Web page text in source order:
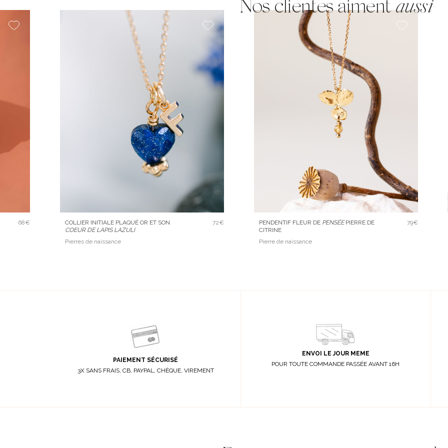
Nos clientes aimentaussi
68€
COLLIER INITIALE PLAQUÉ OR ET SON
COEUR DE LAPIS LAZULI
Pierres de naissance
72€ PENDENTIF FLEUR DE PENSÉEPIERRE DE
CITRINE
Pierre de naissance
79€
PAIEMENT SÉCURISÉ
3X SANS FRAIS, CB, PAYPAL, CHÈQUE, VIREMENT
ENVOI LE JOUR MEME
POUR TOUTE COMMANDE PASSÉE AVANT 16H